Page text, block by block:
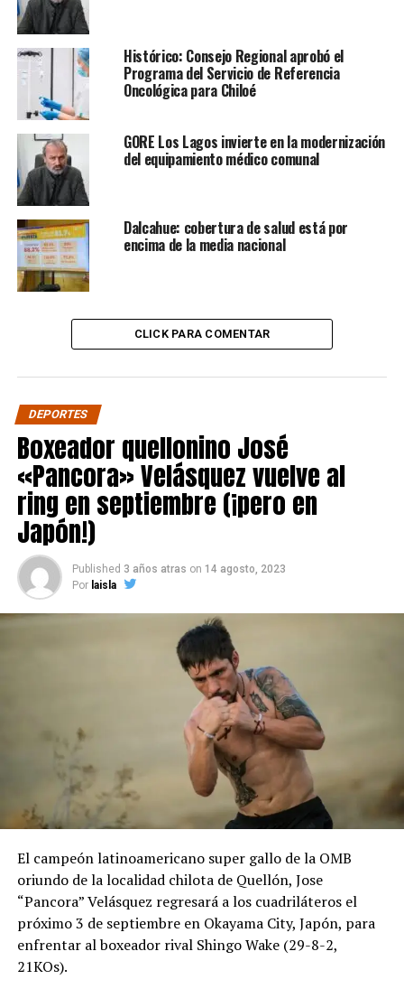
Histórico: Consejo Regional aprobó el
Programa del Servicio de Referencia
Oncológica para Chiloé
GORE Los Lagos invierte en la modernización
del equipamiento médico comunal
Dalcahue: cobertura de salud está por
encima de la media nacional
CLICK PARA COMENTAR
DEPORTES
Boxeador quellonino José
«Pancora» Velásquez vuelve al
ring en septiembre (¡pero en
Japón!)
Published 3 años atras on 14 agosto, 2023
Por laisla
El campeón latinoamericano super gallo de la OMB
oriundo de la localidad chilota de Quellón, Jose
“Pancora” Velásquez regresará a los cuadriláteros el
próximo 3 de septiembre en Okayama City, Japón, para
enfrentar al boxeador rival Shingo Wake (29-8-2,
21KOs).